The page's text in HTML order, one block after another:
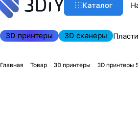
Каталог
3D принтеры 3D сканеры
Главная Товар 3D принтеры 3D принтеры